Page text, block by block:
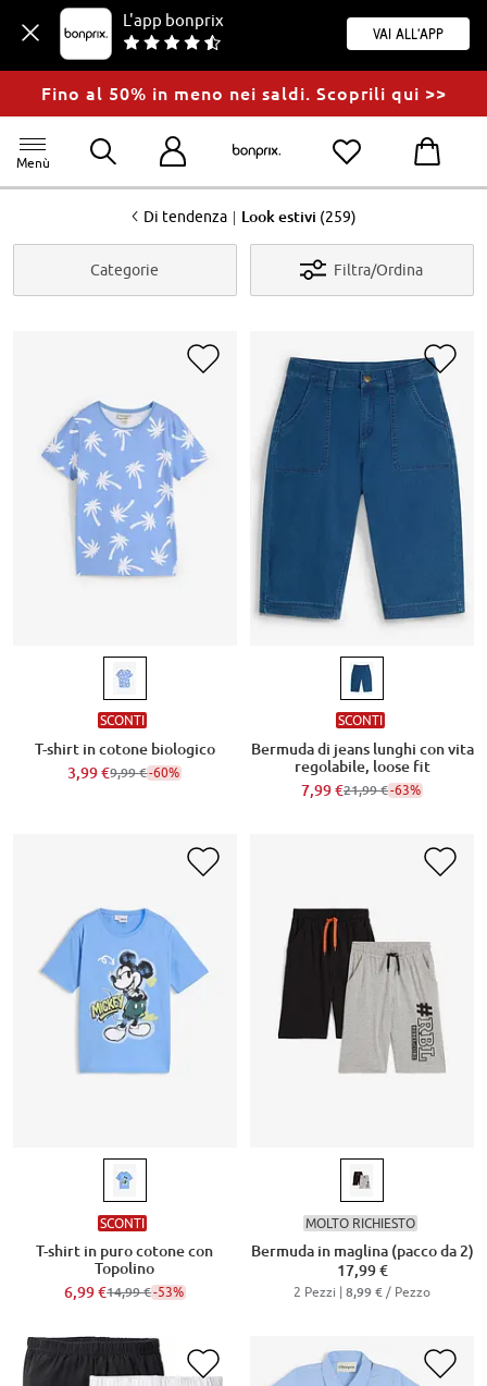
L'app bonprix
Vai all'app
Fino al 50% in meno nei saldi. Scoprili qui >>
Menù
<Di tendenza | Look estivi (259)
Categorie Filtra/Ordina
SCONTI
T-shirt in cotone biologico
3,99 €9,99 €-60%
SCONTI
Bermuda di jeans lunghi con vita
regolabile, loose fit
7,99 €21,99 €-63%
SCONTI
T-shirt in puro cotone con
Topolino
6,99 €14,99 €-53%
MOLTO RICHIESTO
Bermuda in maglina (pacco da 2)
17,99 €
2 Pezzi | 8,99 € / Pezzo